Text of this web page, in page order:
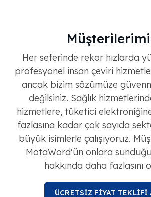
Her seferinde rekor hızlarda
profesyonel insan çeviri
ancak bizim sözümüze
değilsiniz. Sağlık
hizmetlere, tüketici
fazlasına kadar çok sayıda
büyük isimlerle çalışıyoruz.
MotaWord'ün onlara
hakkında daha fazlasını
ÜCRETSİZ FİYAT TEKLİFİ